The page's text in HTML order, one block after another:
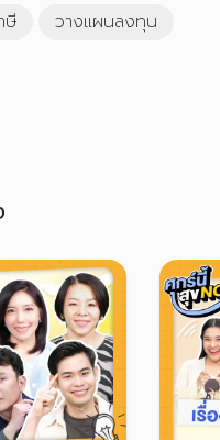
ษี วางแผนลงทุน